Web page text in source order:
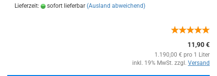
Lieferzeit: sofort lieferbar (Ausland abweichend)
11,90 €
1.190,00 € pro 1 Liter
inkl. 19% MwSt. zzgl. Versand